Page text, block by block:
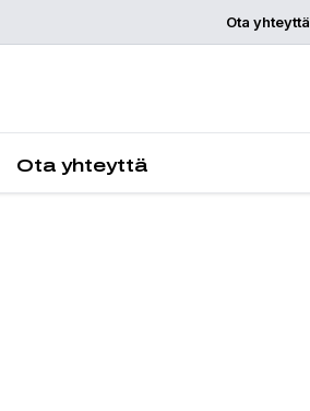
Ota yhteyttä
Ota yhteyttä
Pyydä tarjous